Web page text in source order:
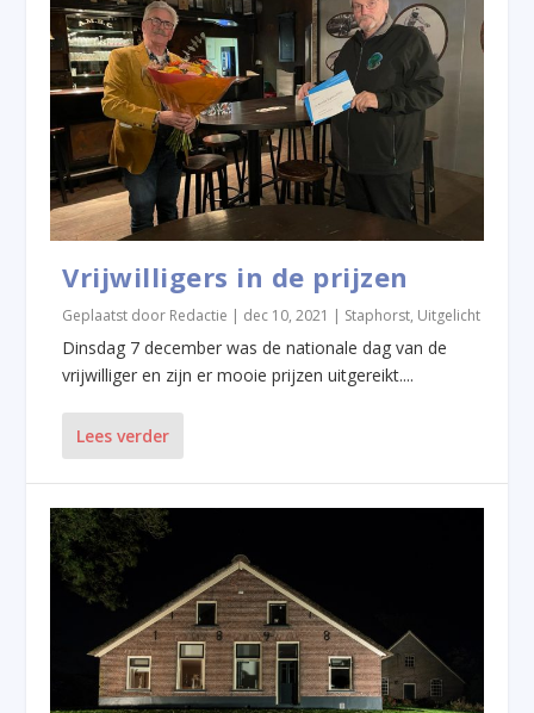
Vrijwilligers in de prijzen
Geplaatst door Redactie | dec 10, 2021 | Staphorst, Uitgelicht
Dinsdag 7 december was de nationale dag van de
vrijwilliger en zijn er mooie prijzen uitgereikt....
Lees verder